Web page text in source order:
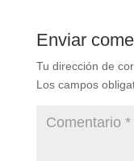
Enviar
Tu dirección de
Los campos